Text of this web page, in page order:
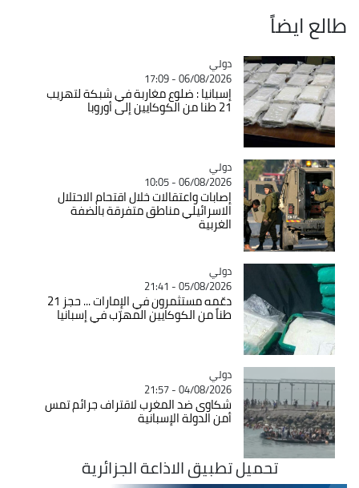
طالع ايضاً
Catégorie
دولي
06/08/2026 - 17:09
إسبانيا : ضلوع مغاربة في شبكة لتهريب
21 طنا من الكوكايين إلى أوروبا
Catégorie
دولي
06/08/2026 - 10:05
إصابات واعتقالات خلال اقتحام الاحتلال
الاسرائيلي مناطق متفرقة بالضفة
الغربية
Catégorie
دولي
05/08/2026 - 21:41
دعّمه مستثمرون في الإمارات ... حجز 21
طناً من الكوكايين المهرّب في إسبانيا
Catégorie
دولي
04/08/2026 - 21:57
شكاوى ضد المغرب لاقتراف جرائم تمس
أمن الدولة الإسبانية
تحميل تطبيق الاذاعة الجزائرية